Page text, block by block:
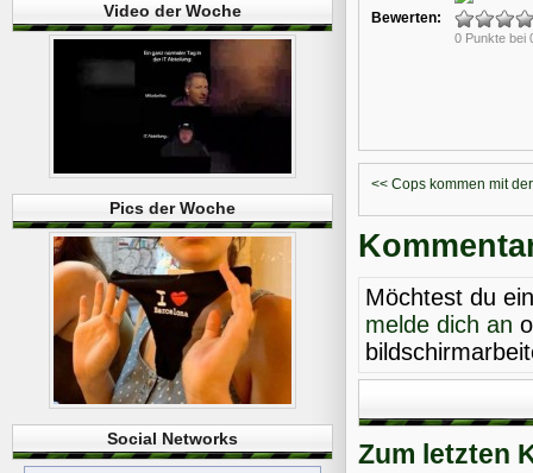
Bewerten:
0 Punkte bei
<< Cops kommen mit
Möchtest du
melde dich an
Zum letzten
Video der Woche
Pics der Woche
Social Networks